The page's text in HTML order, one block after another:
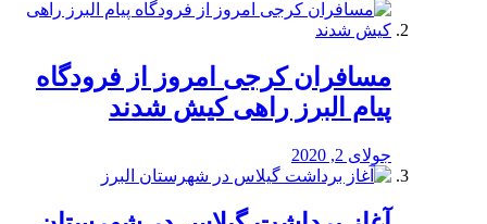
مسافران کرجی امروز از فرودگاه
پیام البرز راهی کیش شدند
جولای 2, 2020